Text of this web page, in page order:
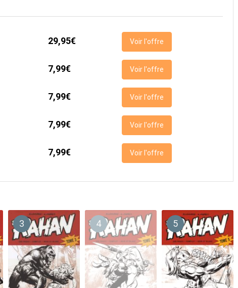
29,95€ Voir l'offre
7,99€ Voir l'offre
7,99€ Voir l'offre
7,99€ Voir l'offre
7,99€ Voir l'offre
3 4 5